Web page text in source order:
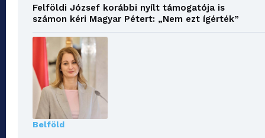
Felföldi József korábbi nyílt támogatója is
számon kéri Magyar Pétert: „Nem ezt ígérték”
Belföld